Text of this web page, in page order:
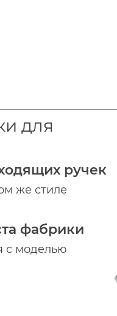
для
ручек
же стиле
фабрики
с моделью